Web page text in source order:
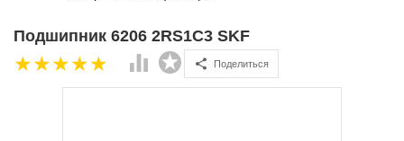
Подшипник 6206 2RS1C3 SKF
Поделиться